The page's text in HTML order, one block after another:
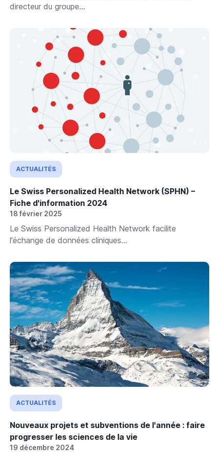
directeur du groupe...
ACTUALITÉS
Le Swiss Personalized Health Network (SPHN) –
Fiche d'information 2024
18 février 2025
Le Swiss Personalized Health Network facilite
l'échange de données cliniques...
ACTUALITÉS
Nouveaux projets et subventions de l'année : faire
progresser les sciences de la vie
19 décembre 2024